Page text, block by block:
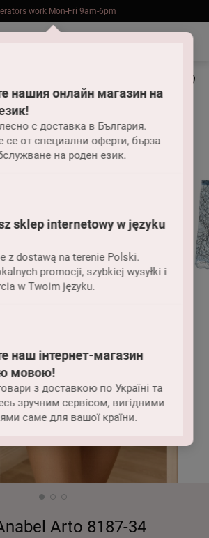
нашия онлайн магазин на
с доставка в България.
се от специални оферти, бърза
на роден език.
sklep internetowy w języku
z dostawą na terenie Polski.
promocji, szybkiej wysyłki i
w Twoim języku.
наш інтернет-магазин
мовою!
з доставкою по Україні та
зручним сервісом, вигідними
саме для вашої країни.
work Mon-Fri 9am-6pm
over 2000 UAH (for Nova Poshta point)
Arto 8187-34